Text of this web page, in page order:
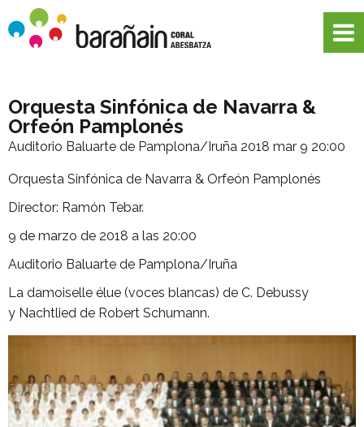
Orquesta Sinfónica de Navarra &
Orfeón Pamplonés
Auditorio Baluarte de Pamplona/Iruña 2018 mar 9 20:00
Orquesta Sinfónica de Navarra & Orfeón Pamplonés
Director: Ramón Tebar.
9 de marzo de 2018 a las 20:00
Auditorio Baluarte de Pamplona/Iruña
La damoiselle élue (voces blancas) de C. Debussy
y Nachtlied de Robert Schumann.